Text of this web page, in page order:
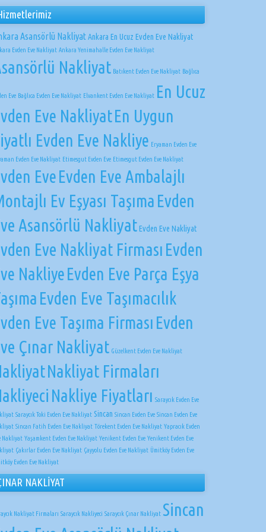
Asansörlü NakliyatAnkara En Ucuz Evden Eve Nakliyat
Evden Eve Nakliyat Ankara Yenimahalle Evden Eve Nakliyat
Nakliyat Batıkent Evden Eve Nakliyat Bağlıca
Eve Bağlıca Evden Eve Nakliyat Elvankent Evden Eve Nakliyat En Ucuz
Eve NakliyatEn Uygun
Evden Eve Nakliye Eryaman Evden Eve
Evden Eve Nakliyat Etimesgut Evden Eve Etimesgut Evden Eve Nakliyat
EveEvden Eve Ambalajlı
Ev Eşyası Taşıma Evden
Asansörlü NakliyatEvden Eve Nakliyat
Eve Nakliyat Firması Evden
NakliyeEvden Eve Parça Eşya
Evden Eve Taşımacılık
Eve Taşıma Firması Evden
Çınar Nakliyat Güzelkent Evden Eve Nakliyat
Nakliyat Firmaları
Nakliye Fiyatları Saraycık Evden Eve
Saraycık Toki Evden Eve Nakliyat Sincan Sincan Evden Eve Sincan Evden Eve
Sincan Fatih Evden Eve Nakliyat Törekent Evden Eve Nakliyat Yapracık Evden
Nakliyat Yaşamkent Evden Eve Nakliyat Yenikent Evden Eve Yenikent Evden Eve
Çakırlar Evden Eve Nakliyat Çayyolu Evden Eve Nakliyat Ümitköy Evden Eve
Evden Eve Nakliyat
NAKLİYAT
Nakliyat Firmaları Saraycık Nakliyeci Saraycık Çınar Nakliyat Sincan